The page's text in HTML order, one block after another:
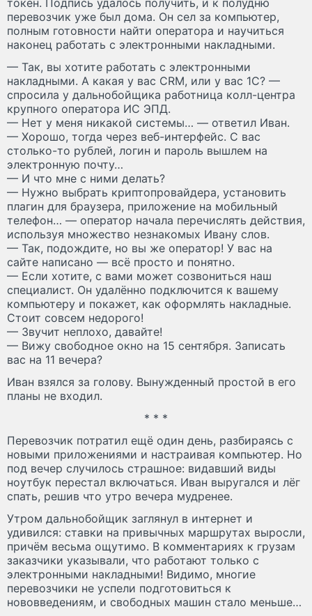
перевозчик уже был дома. Он сел за компьютер,
полным готовности найти оператора и научиться
наконец работать с электронными накладными.
— Так, вы хотите работать с электронными
накладными. А какая у вас CRM, или у вас 1С? —
спросила у дальнобойщика работница колл-центра
крупного оператора ИС ЭПД.
— Нет у меня никакой системы… — ответил Иван.
— Хорошо, тогда через веб-интерфейс. С вас
столько-то рублей, логин и пароль вышлем на
электронную почту…
— И что мне с ними делать?
— Нужно выбрать криптопровайдера, установить
плагин для браузера, приложение на мобильный
телефон… — оператор начала перечислять действия,
используя множество незнакомых Ивану слов.
— Так, подождите, но вы же оператор! У вас на
сайте написано — всё просто и понятно.
— Если хотите, с вами может созвониться наш
специалист. Он удалённо подключится к вашему
компьютеру и покажет, как оформлять накладные.
Стоит совсем недорого!
— Звучит неплохо, давайте!
— Вижу свободное окно на 15 сентября. Записать
вас на 11 вечера?
Иван взялся за голову. Вынужденный простой в его
планы не входил.
* * *
Перевозчик потратил ещё один день, разбираясь с
новыми приложениями и настраивая компьютер. Но
под вечер случилось страшное: видавший виды
ноутбук перестал включаться. Иван выругался и лёг
спать, решив что утро вечера мудренее.
Утром дальнобойщик заглянул в интернет и
удивился: ставки на привычных маршрутах выросли,
причём весьма ощутимо. В комментариях к грузам
заказчики указывали, что работают только с
электронными накладными! Видимо, многие
перевозчики не успели подготовиться к
нововведениям, и свободных машин стало меньше…